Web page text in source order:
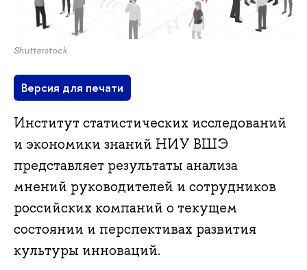
Shutterstock
Версия для печати
Институт статистических исследований
и экономики знаний НИУ ВШЭ
представляет результаты анализа
мнений руководителей и сотрудников
российских компаний о текущем
состоянии и перспективах развития
культуры инноваций.